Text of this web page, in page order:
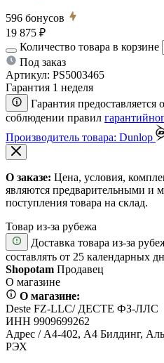
596 бонусов
19 875 ₽
Количество товара в корзине
Под заказ
Артикул: PS5003465
Гарантия 1 неделя
Гарантия предоставляется
соблюдении правил
Производитель товара: Dunlop
О заказе: Цена, условия,
являются предварительными и
поступления товара на склад.
Товар из-за рубежа
Доставка товара из-за
составлять от 25 календарных
Shopotam Продавец
О магазине
О магазине:
Deste FZ-LLC/ ДЕСТЕ ФЗ-ЛЛС
ИНН 9909699262
Адрес / А4-402, А4 Билдинг,
РЭХ